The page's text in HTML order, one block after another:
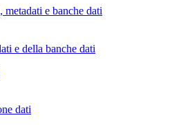
e banche dati
e della banche dati
dati